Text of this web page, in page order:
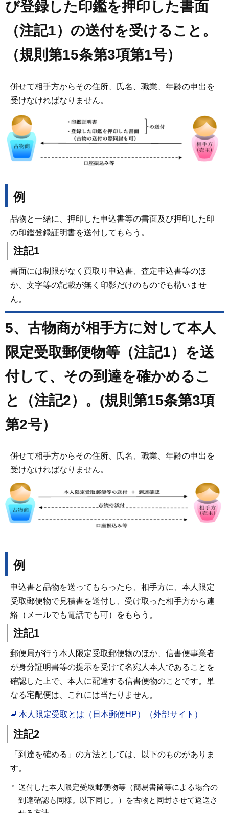
び登録した印鑑を押印した書面
（注記1）の送付を受けること。
（規則第15条第3項第1号）
併せて相手方からその住所、氏名、職業、年齢の申出を
受けなければなりません。
例
品物と一緒に、押印した申込書等の書面及び押印した印
の印鑑登録証明書を送付してもらう。
注記1
書面には制限がなく買取り申込書、査定申込書等のほ
か、文字等の記載が無く印影だけのものでも構いませ
ん。
5、古物商が相手方に対して本人
限定受取郵便物等（注記1）を送
付して、その到達を確かめるこ
と（注記2）。(規則第15条第3項
第2号）
併せて相手方からその住所、氏名、職業、年齢の申出を
受けなければなりません。
例
申込書と品物を送ってもらったら、相手方に、本人限定
受取郵便物で見積書を送付し、受け取った相手方から連
絡（メールでも電話でも可）をもらう。
注記1
郵便局が行う本人限定受取郵便物のほか、信書便事業者
が身分証明書等の提示を受けて名宛人本人であることを
確認した上で、本人に配達する信書便物のことです。単
なる宅配便は、これには当たりません。
本人限定受取とは（日本郵便HP）（外部サイト）
注記2
「到達を確める」の方法としては、以下のものがありま
す。
送付した本人限定受取郵便物等（簡易書留等による場合の
到達確認も同様。以下同じ。）を古物と同封させて返送さ